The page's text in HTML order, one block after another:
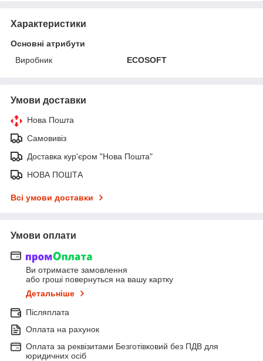
Характеристики
Основні атрибути
Виробник
ECOSOFT
Умови доставки
Нова Пошта
Самовивіз
Доставка кур'єром "Нова Пошта"
НОВА ПОШТА
Всі умови доставки
Умови оплати
Ви отримаєте замовлення
або гроші повернуться на вашу картку
Детальніше
Післяплата
Оплата на рахунок
Оплата за реквізитами Безготівковий без ПДВ для
юридичних осіб